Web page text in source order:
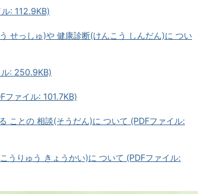
: 112.9KB)
せっしゅ)や 健康診断(けんこう しんだん)に つい
ル: 250.9KB)
ファイル: 101.7KB)
ことの 相談(そうだん)に ついて (PDFファイル:
うりゅう きょうかい)に ついて (PDFファイル: